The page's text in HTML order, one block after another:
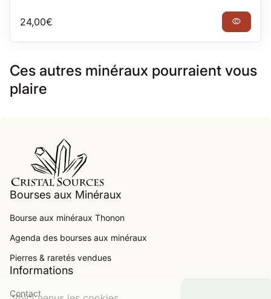
Prix normal
24,00€ visibility
Ces autres minéraux pourraient vous
plaire
Bourses aux Minéraux
Bourse aux minéraux Thonon
Agenda des bourses aux minéraux
Pierres & raretés vendues
Informations
Contact